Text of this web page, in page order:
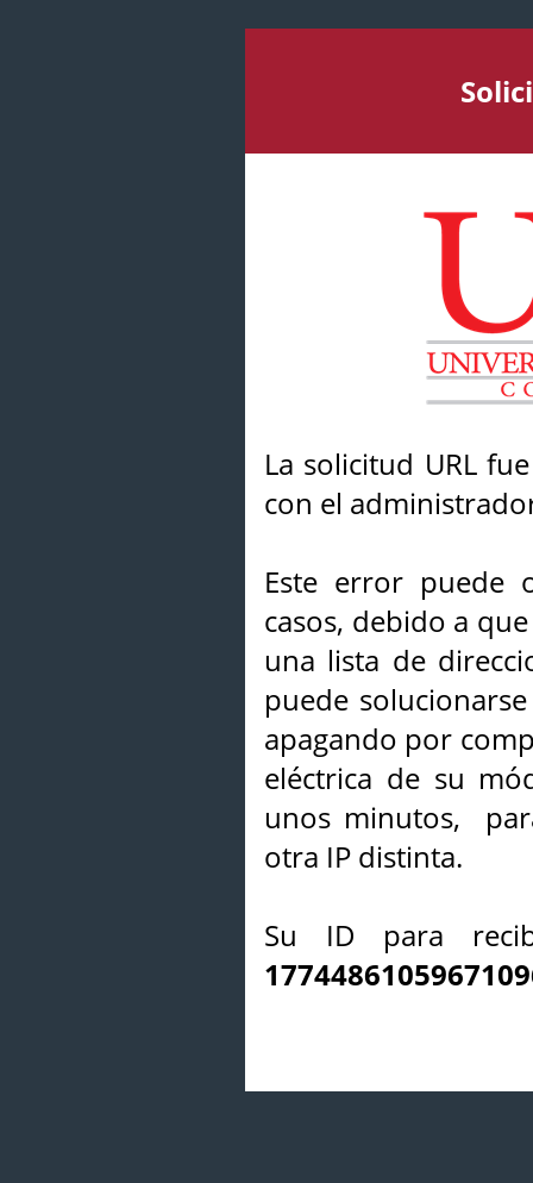
La solicitud URL
con el
Este error puede
casos, debido a
una lista de
puede
apagando por
eléctrica de su
unos minutos,
otra IP distinta.
Su ID para